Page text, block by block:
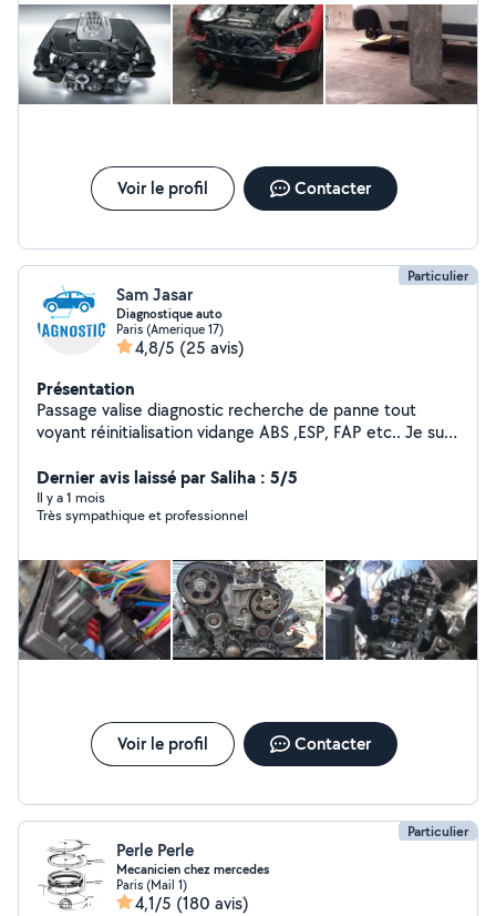
Voir le profil Contacter
Particulier
Sam Jasar
Diagnostique auto
Paris (Amerique 17)
4,8/5 (25 avis)
Présentation
Passage valise diagnostic recherche de panne tout
voyant réinitialisation vidange ABS ,ESP, FAP etc.. Je suis
une panne dans votre véhicule quelques soit le voyant
possibilité de faire la réparation à domicile ou dans
votre lieu de travail Tout véhicules merci de me laisser
également du transport déménagement
Dernier avis laissé par Saliha : 5/5
Il y a 1 mois
Très sympathique et professionnel
Voir le profil Contacter
Particulier
Perle Perle
Mecanicien chez mercedes
Paris (Mail 1)
4,1/5 (180 avis)